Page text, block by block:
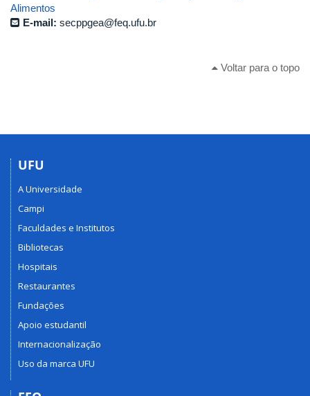
Alimentos
E-mail: secppgea@feq.ufu.br
Voltar para o topo
UFU
A Universidade
Campi
Faculdades e Institutos
Bibliotecas
Hospitais
Restaurantes
Fundações
Apoio estudantil
Internacionalização
Uso da marca UFU